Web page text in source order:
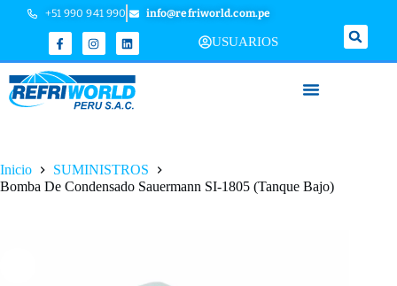
+51 990 941 990 info@refriworld.com.pe
USUARIOS
Inicio
SUMINISTROS
Bomba De Condensado Sauermann SI-1805 (Tanque Bajo)